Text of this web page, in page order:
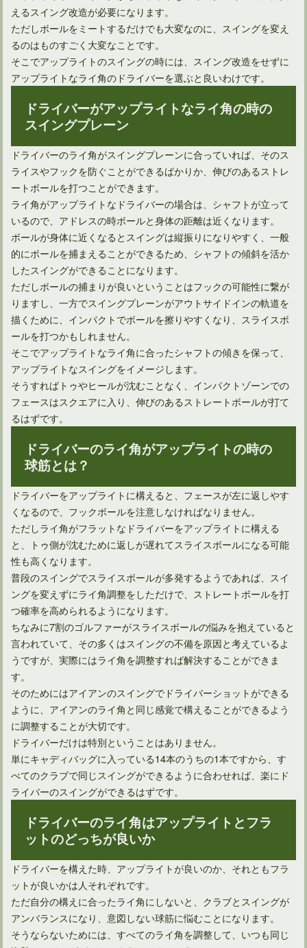
ゴルフルールでのパター2本の是非とその効果について
えるスイング改造が必要になります。
ただしボールをミートするだけでも大変なのに、スイングを変え
るのはものすごく大変なことです。
そこでアップライトのスイングの時には、スイング改造をせずに
アップライトなライ角のドライバーを選ぶと良いわけです。
ドライバーがアップライトなライ角の時の
スイングプレーン
ドライバーのライ角がスイングプレーンに合っていれば、そのス
ライスやフックを防ぐことができるばかりか、伸びのあるストレ
ートボールを打つことができます。
ライ角がアップライトなドライバーの場合は、シャフトが立って
いるので、アドレスの時ボールと身体の距離は近くなります。
ボールが身体に近くなるとスイングは縦振りになりやすく、一般
的にボールを捕まえることができるため、シャフトの傾斜を活か
したスイングができることになります。
ただしボールの捕まりが良いということはフックの可能性に繋が
りますし、一方でスイングプレーンがアウトサイドインの軌道を
描くために、インパクトでボールを擦りやすくなり、スライスボ
ールを打つかもしれません。
そこでアップライトなライ角に合ったシャフトの傾きを保って、
アップライトなスイングをイメージします。
そうすればトゥやヒールが沈むことなく、インパクトゾーンでの
フェースはスクエアに入り、伸びのあるストレートボールが打て
るはずです。
ドライバーのライ角がアップライトの時の
球筋とは？
ドライバーをアップライトに構えると、フェースが左に返しやす
くなるので、フックボールを注意しなければなりません。
ただしライ角がフラットなドライバーをアップライトに構える
と、トゥ側が沈むために返しが遅れてスライスボールになる可能
性も高くなります。
普段のスイングでスライスボールが多発するようであれば、スイ
ングを変えずにライ角調整をしただけで、ストレートボールを打
つ確率を高められるようになります。
ちなみに7割のゴルファーがスライスボールの悩みを抱えていると
言われていて、その多くはスイングの不備を原因と考えているよ
うですが、実際にはライ角を調整すれば解決することができま
す。
そのためにはアイアンのスイングでドライバーショットができる
ように、アイアンのライ角と同じ感覚で構えることができるよう
に調整することが大切です。
ドライバーだけは特別ということはありません。
単にキャディバッグに入っている14本のうちの1本ですから、す
べてのクラブで同じスイングができるように合わせれば、楽にド
ライバーのスイングができるはずです。
ドライバーのライ角はアップライトとフラ
ットのどっちが良いか
ドライバーを構えた時、アップライトが良いのか、それともフラ
ットが良いかは人それぞれです。
ただ自分の構えに合ったライ角にしないと、クラブとスイングが
アンバランスになり、意図しない球筋に悩むことになります。
そうならないためには、すべてのライ角を調整して、いつも同じ